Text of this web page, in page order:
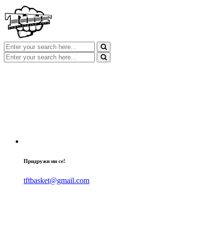
Придружи ни се!
tftbasket@gmail.com